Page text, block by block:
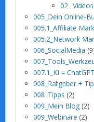
02_
005_Dein Online-
005.1_Affiliate
005.2_Network
006_SocialMedia
007.1_KI =
008_Ratgeber +
008_Tipps (2)
009_Mein Blog (2)
009_Webinare (2)